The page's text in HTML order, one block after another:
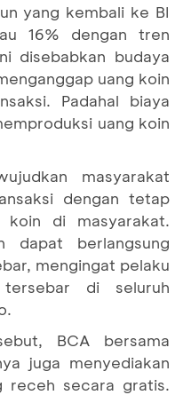
yang kembali ke BI
16% dengan tren
disebabkan budaya
uang koin
Padahal biaya
uang koin
masyarakat
dengan tetap
koin di masyarakat.
dapat berlangsung
mengingat pelaku
di seluruh
BCA bersama
juga menyediakan
receh secara gratis.